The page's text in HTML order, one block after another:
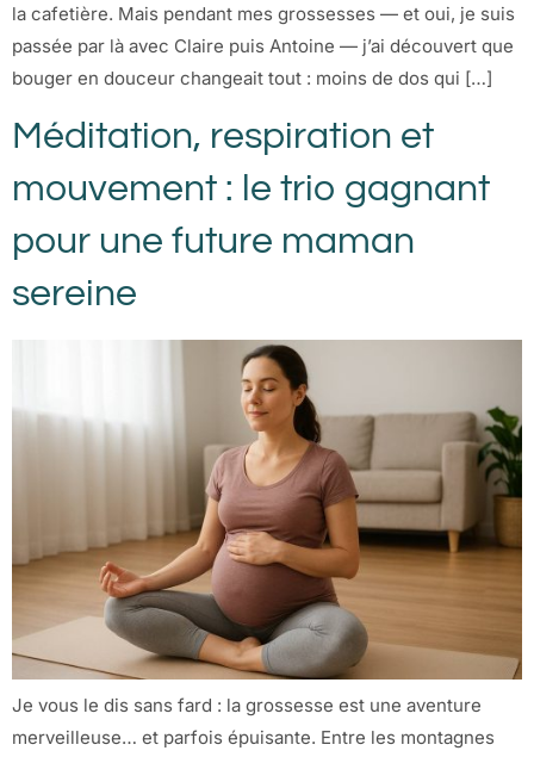
la cafetière. Mais pendant mes grossesses — et oui, je suis
passée par là avec Claire puis Antoine — j’ai découvert que
bouger en douceur changeait tout : moins de dos qui […]
Méditation, respiration et
mouvement : le trio gagnant
pour une future maman
sereine
Je vous le dis sans fard : la grossesse est une aventure
merveilleuse… et parfois épuisante. Entre les montagnes